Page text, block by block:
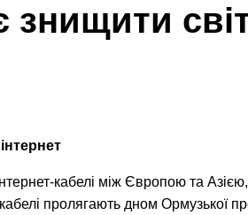
знищити
кабелі між Європою та
пролягають дном Ормузької